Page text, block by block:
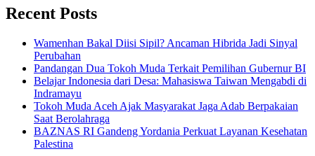
Recent Posts
Wamenhan Bakal Diisi Sipil? Ancaman Hibrida Jadi Sinyal
Perubahan
Pandangan Dua Tokoh Muda Terkait Pemilihan Gubernur BI
Belajar Indonesia dari Desa: Mahasiswa Taiwan Mengabdi di
Indramayu
Tokoh Muda Aceh Ajak Masyarakat Jaga Adab Berpakaian
Saat Berolahraga
BAZNAS RI Gandeng Yordania Perkuat Layanan Kesehatan
Palestina